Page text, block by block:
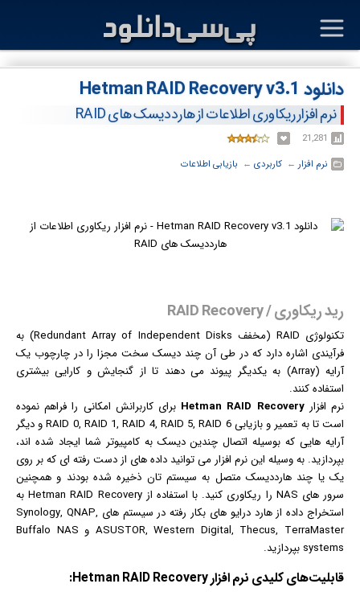
دانلود Hetman RAID Recovery v3.1
نرم افزار ریکاوری اطلاعات از هارددیسک های RAID
21,281
نرم افزار ← ‏ کاربردی ← ‏ بازیابی اطلاعات
رید ریکاوری / RAID Recovery
تکنولوژی RAID (مخفف Redundant Array of Independent Disks) به
فرآیندی اشاره دارد که در طی آن چند دیسک سخت مجزا را در چارچوب یک
آرایه (Array) به یکدیگر پیوند می دهند تا از گنجایش و کارایی بیشتری
استفاده کنند.
نرم افزار Hetman RAID Recovery برای کاربرانش امکانی را فراهم نموده
است تا به تعمیر وبازی
ابی RAID 0, RAID 1, RAID 4, RAID 5, RAID 6 و دیگر
آرایه هایی که بوسیله اتصال چندین دیسک به کامپیوتر شما ایجاد شده اند،
بپردازید. به وسیله این نرم افزار می توانید داده های از دست رفته ای که بر روی
یک یا چند هارددیسک متصل به سیستم تان ذخیره شده بودند و همچنین
سرور های NAS را ریکاوری کنید. با استفاده از Hetman RAID Recovery به
استخراج داده از هارد درایو های بکار رفته در سیستم های Synology, QNAP,
ASUSTOR, Western Digital, Thecus, TerraMaster و Buffalo NAS
systems بپردازید.
قابلیت‌های کلیدی نرم افزار